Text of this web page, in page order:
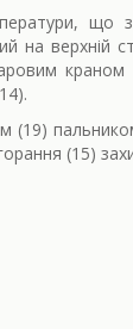
що
верхній
(15)